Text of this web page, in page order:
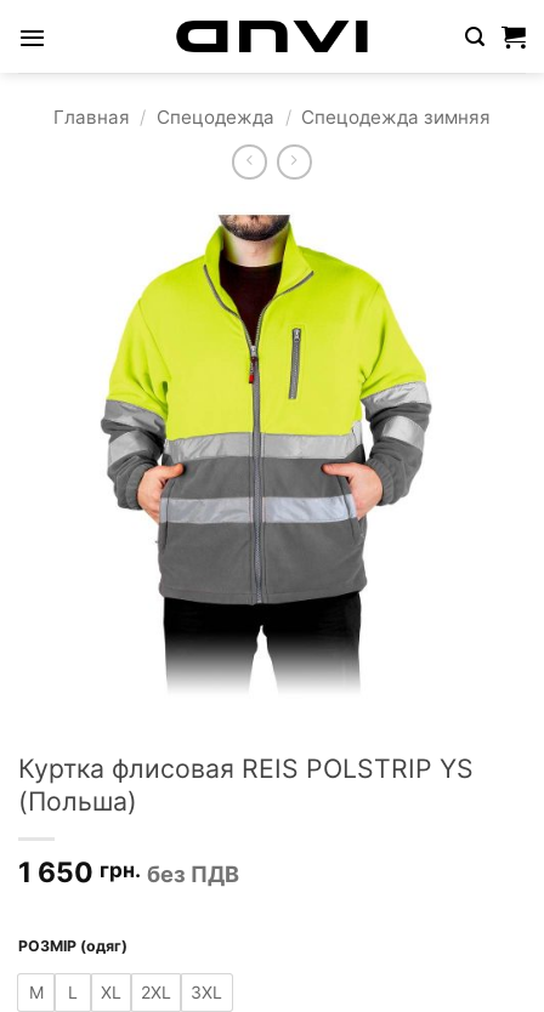
content
Главная / Спецодежда / Спецодежда зимняя
Куртка флисовая REIS POLSTRIP YS
(Польша)
1 650 грн. без ПДВ
РОЗМІР (одяг)
M L XL 2XL 3XL